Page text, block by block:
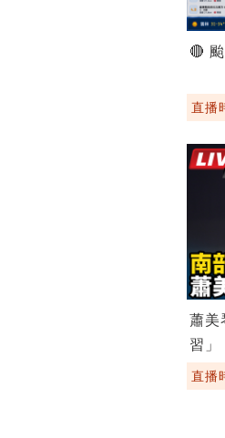
🔴
直播
蕭美
習」
直播